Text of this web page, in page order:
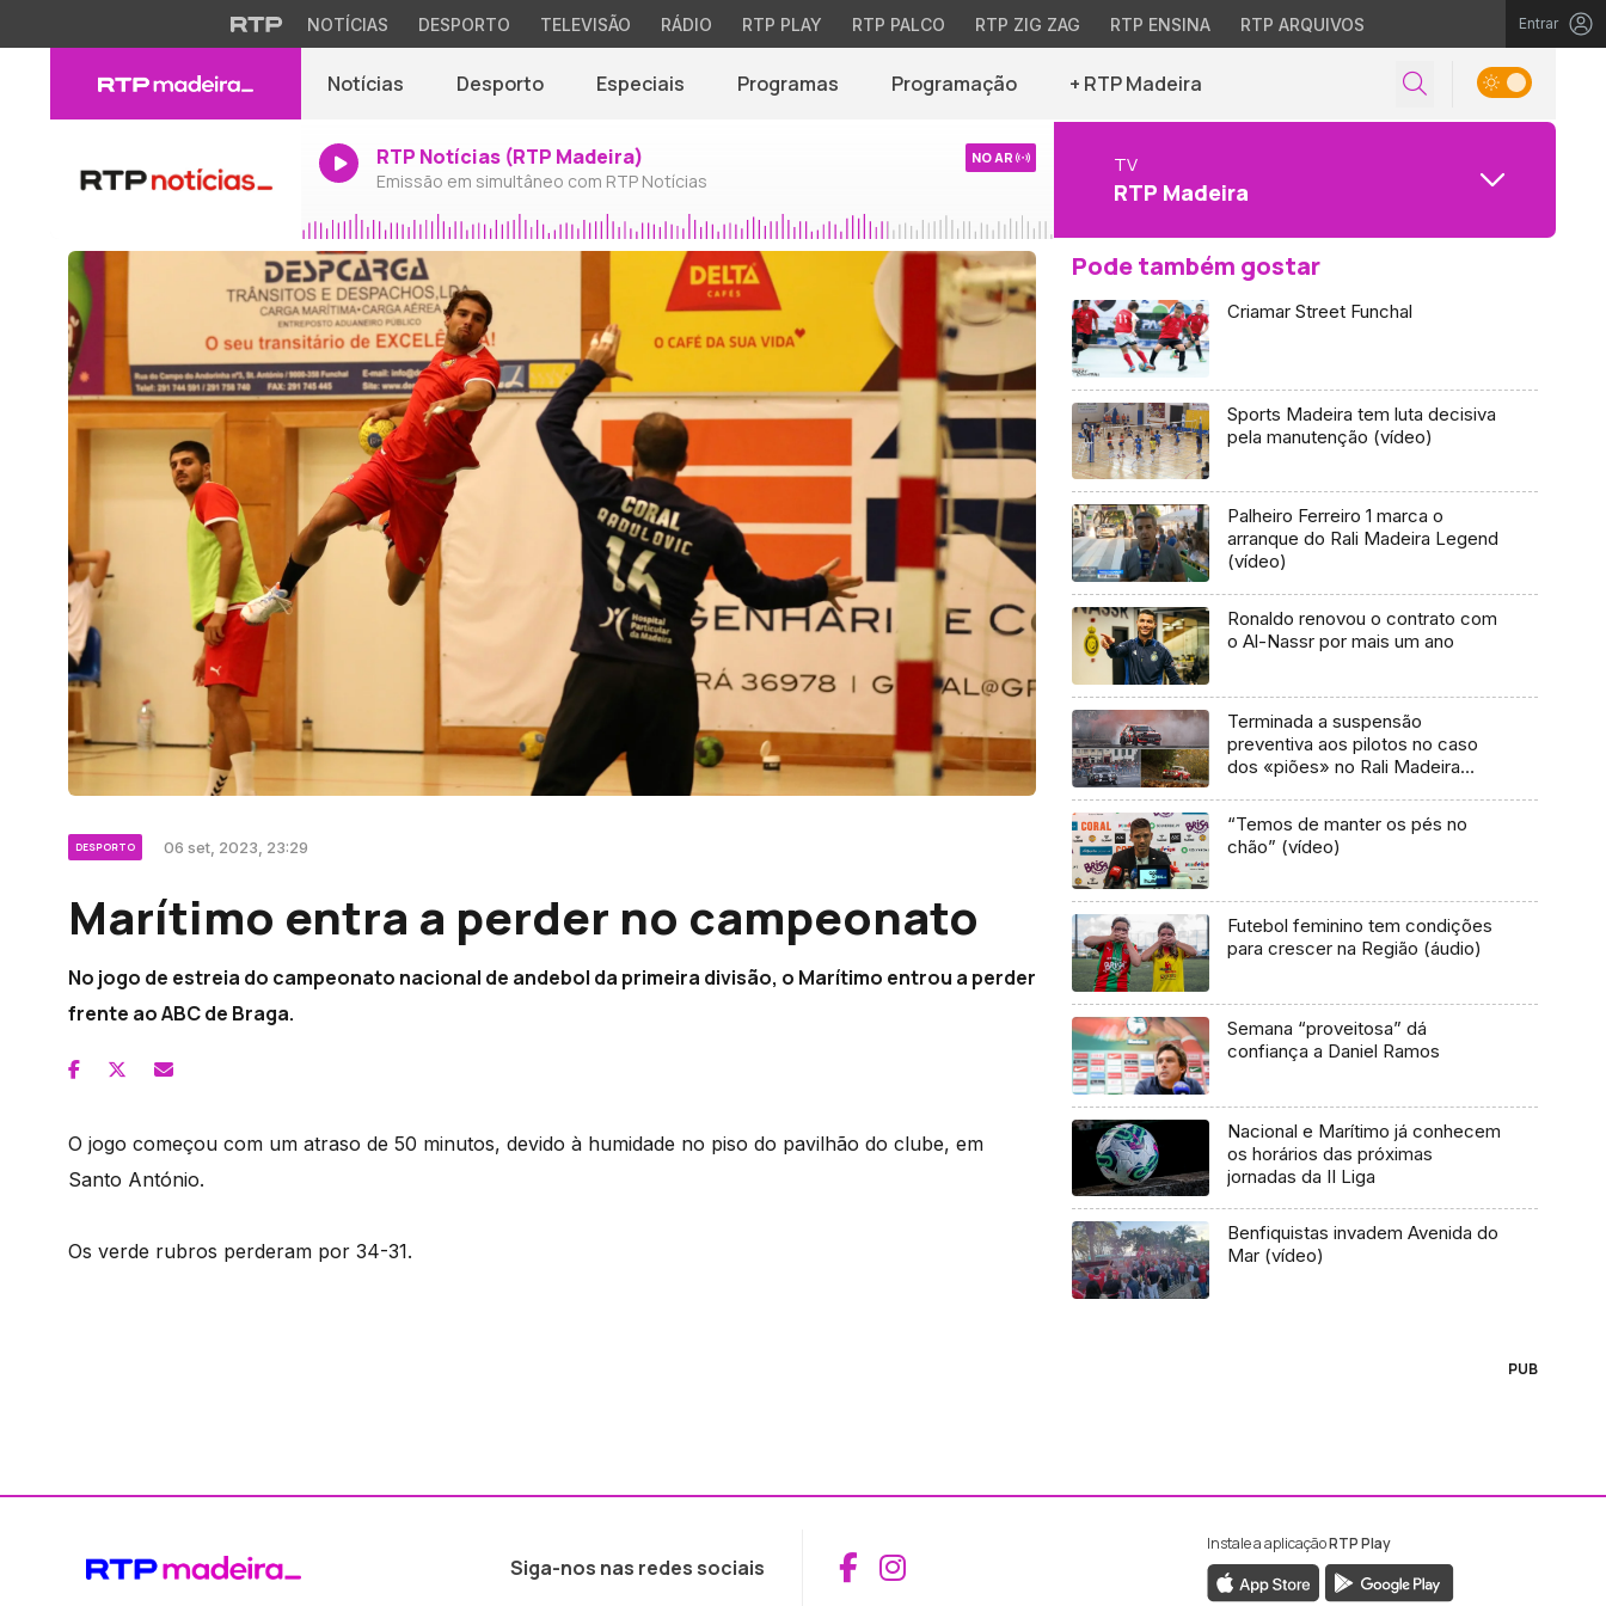
NOTÍCIAS DESPORTO TELEVISÃO RÁDIO RTP PLAY RTP PALCO RTP ZIG ZAG RTP ENSINA RTP ARQUIVOS Entrar
Notícias Desporto Especiais Programas Programação + RTP Madeira
RTP Notícias (RTP Madeira)
Emissão em simultâneo com RTP Notícias
NO AR TV
RTP Madeira
DESPORTO 06 set, 2023, 23:29
Marítimo entra a perder no campeonato
No jogo de estreia do campeonato nacional de andebol da primeira divisão, o Marítimo entrou a perder
frente ao ABC de Braga.
O jogo começou com um atraso de 50 minutos, devido à humidade no piso do pavilhão do clube, em
Santo António.
Os verde rubros perderam por 34-31.
Pode também gostar
Criamar Street Funchal
Sports Madeira tem luta decisiva
pela manutenção (vídeo)
Palheiro Ferreiro 1 marca o
arranque do Rali Madeira Legend
(vídeo)
Ronaldo renovou o contrato com
o Al-Nassr por mais um ano
Terminada a suspensão
preventiva aos pilotos no caso
dos «piões» no Rali Madeira
“Temos de manter os pés no
chão” (vídeo)
Futebol feminino tem condições
para crescer na Região (áudio)
Semana “proveitosa” dá
confiança a Daniel Ramos
Nacional e Marítimo já conhecem
os horários das próximas
jornadas da II Liga
Benfiquistas invadem Avenida do
Mar (vídeo)
PUB
Siga-nos nas redes sociais Aceder ao Facebook da RTP Madeira
Aceder ao Instagram da RTP Madeira
Instale a aplicaçãoRTP Play